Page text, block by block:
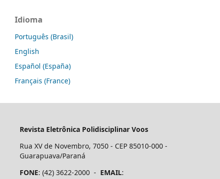
Idioma
Português (Brasil)
English
Español (España)
Français (France)
Revista Eletrônica Polidisciplinar Voos
Rua XV de Novembro, 7050 - CEP 85010-000 -
Guarapuava/Paraná
FONE: (42) 3622-2000 - EMAIL: